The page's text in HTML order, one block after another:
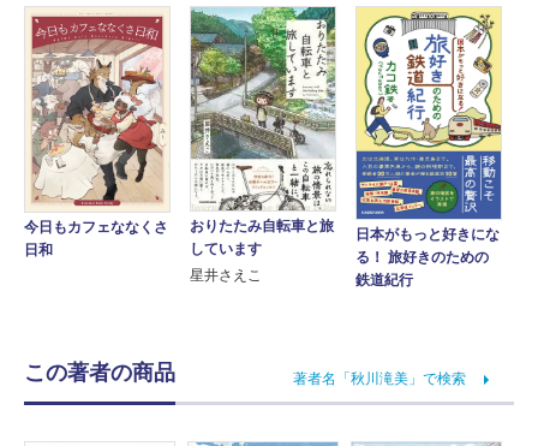
今日もカフェななくさ
日和
おりたたみ自転車と旅
しています
星井さえこ
日本がもっと好きにな
る！ 旅好きのための
鉄道紀行
この著者の商品 著者名「秋川滝美」で検索